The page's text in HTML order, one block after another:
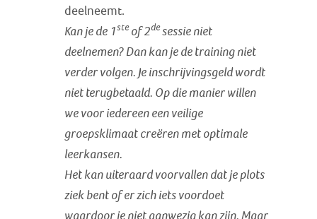
deelneemt.
Kan je de 1steof 2desessie niet
deelnemen? Dan kan je de training niet
verder volgen. Je inschrijvingsgeld wordt
niet terugbetaald. Op die manier willen
we voor iedereen een veilige
groepsklimaat creëren met optimale
leerkansen.
Het kan uiteraard voorvallen dat je plots
ziek bent of er zich iets voordoet
waardoor je niet aanwezig kan zijn. Maar